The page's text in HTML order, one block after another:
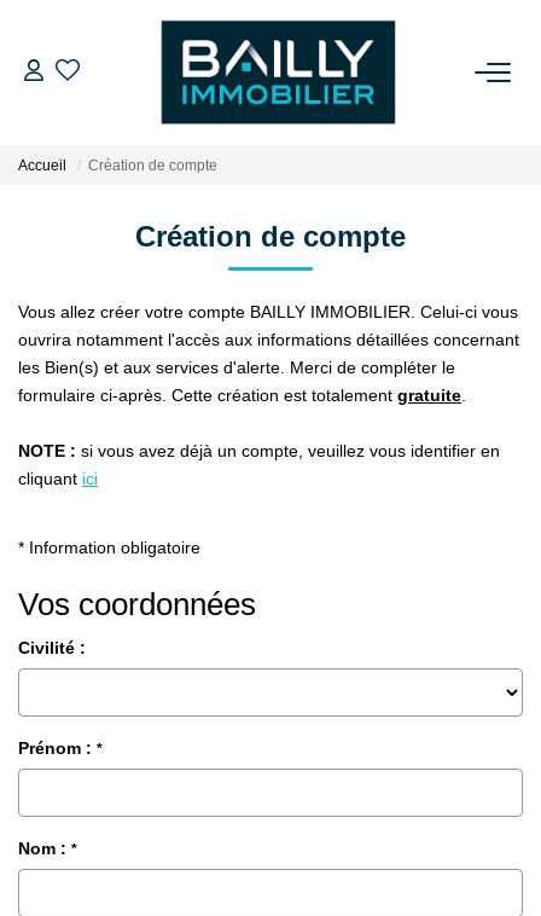
ACHETER
VENDRE
NOS AGENCES
Qui Sommes Nous
CONTACT
Accueil Création de compte
Création de compte
Vous allez créer votre compte BAILLY IMMOBILIER. Celui-ci vous
ouvrira notamment l'accès aux informations détaillées concernant
les Bien(s) et aux services d'alerte. Merci de compléter le
formulaire ci-après. Cette création est totalement gratuite
NOTE : si vous avez déjà un compte, veuillez vous identifier en
cliquant ici
* Information obligatoire
Vos coordonnées
Civilité :
Prénom : *
Nom : *